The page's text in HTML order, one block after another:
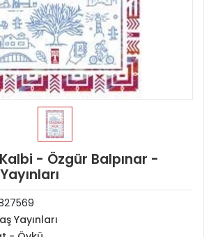
- Özgür Balpınar -
Yayınları